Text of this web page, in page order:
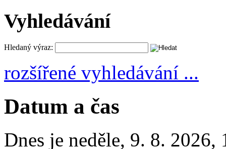
Vyhledávání
Hledaný výraz:
rozšířené vyhledávání ...
Datum a čas
Dnes je neděle, 9. 8. 2026,